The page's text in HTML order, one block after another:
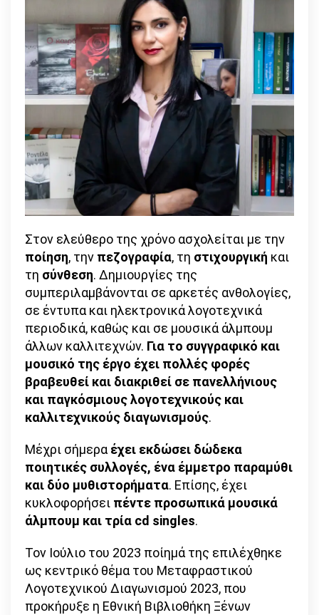
Στον ελεύθερo της χρόνο ασχολείται με την
ποίηση, την πεζογραφία, τη στιχουργική και
τη σύνθεση. Δημιουργίες της
συμπεριλαμβάνονται σε αρκετές ανθολογίες,
σε έντυπα και ηλεκτρονικά λογοτεχνικά
περιοδικά, καθώς και σε μουσικά άλμπουμ
άλλων καλλιτεχνών. Για το συγγραφικό και
μουσικό της έργο έχει πολλές φορές
βραβευθεί και διακριθεί σε πανελλήνιους
και παγκόσμιους λογοτεχνικούς και
καλλιτεχνικούς διαγωνισμούς.
Μέχρι σήμεραέχει εκδώσει δώδεκα
ποιητικές συλλογές, ένα έμμετρο παραμύθι
και δύο μυθιστορήματα. Επίσης, έχει
κυκλοφορήσει πέντε προσωπικά μουσικά
άλμπουμ και τρία cd singles.
Τον Ιούλιο του 2023 ποίημά της επιλέχθηκε
ως κεντρικό θέμα του Μεταφραστικού
Λογοτεχνικού Διαγωνισμού 2023, που
προκήρυξε η Εθνική Βιβλιοθήκη Ξένων